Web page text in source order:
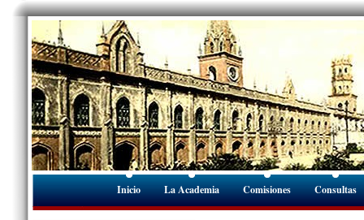
Inicio La Academia Comisiones Consultas